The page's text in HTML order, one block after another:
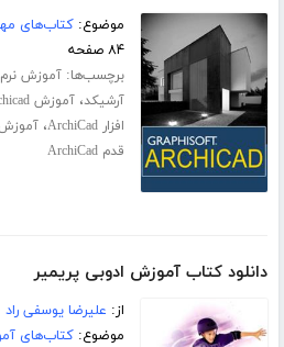
موضوع:کتاب‌های
۸۴ صفحه
برچسب‌ها:آموزش نرم
آرشیکد،آموزش archicad
افزار ArchiCad
،
قدم ArchiCad
دانلود کتاب آموزش ادوبی پریمیر
از: علیرضا یوسفی راد
موضوع:کتاب‌های